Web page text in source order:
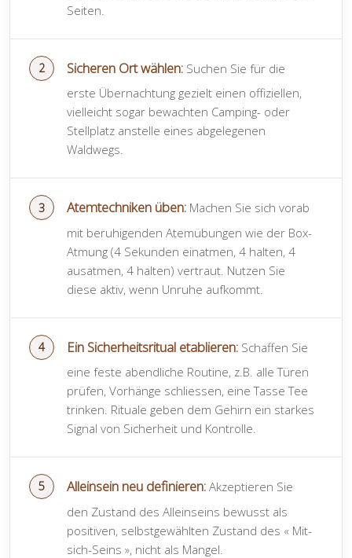
Seiten.
Sicheren Ort wählen: Suchen Sie für die
erste Übernachtung gezielt einen offiziellen,
vielleicht sogar bewachten Camping- oder
Stellplatz anstelle eines abgelegenen
Waldwegs.
Atemtechniken üben: Machen Sie sich vorab
mit beruhigenden Atemübungen wie der Box-
Atmung (4 Sekunden einatmen, 4 halten, 4
ausatmen, 4 halten) vertraut. Nutzen Sie
diese aktiv, wenn Unruhe aufkommt.
Ein Sicherheitsritual etablieren: Schaffen Sie
eine feste abendliche Routine, z.B. alle Türen
prüfen, Vorhänge schliessen, eine Tasse Tee
trinken. Rituale geben dem Gehirn ein starkes
Signal von Sicherheit und Kontrolle.
Alleinsein neu definieren: Akzeptieren Sie
den Zustand des Alleinseins bewusst als
positiven, selbstgewählten Zustand des « Mit-
sich-Seins », nicht als Mangel.